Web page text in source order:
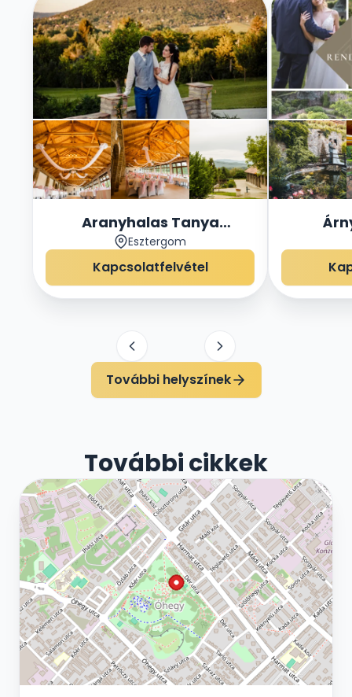
Aranyhalas Tanya
Rendezvényház
Esztergom
Kapcsolatfelvétel
További helyszínek
További cikkek